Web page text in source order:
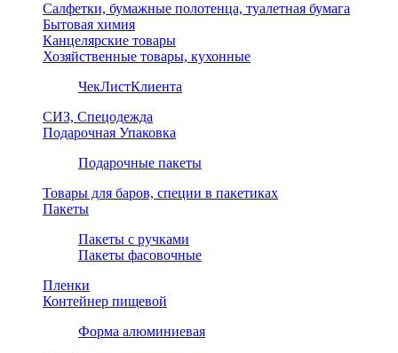
Салфетки, бумажные полотенца, туалетная бумага
Бытовая химия
Канцелярские товары
Хозяйственные товары, кухонные
ЧекЛистКлиента
СИЗ, Спецодежда
Подарочная Упаковка
Подарочные пакеты
Товары для баров, специи в пакетиках
Пакеты
Пакеты с ручками
Пакеты фасовочные
Пленки
Контейнер пищевой
Форма алюминиевая